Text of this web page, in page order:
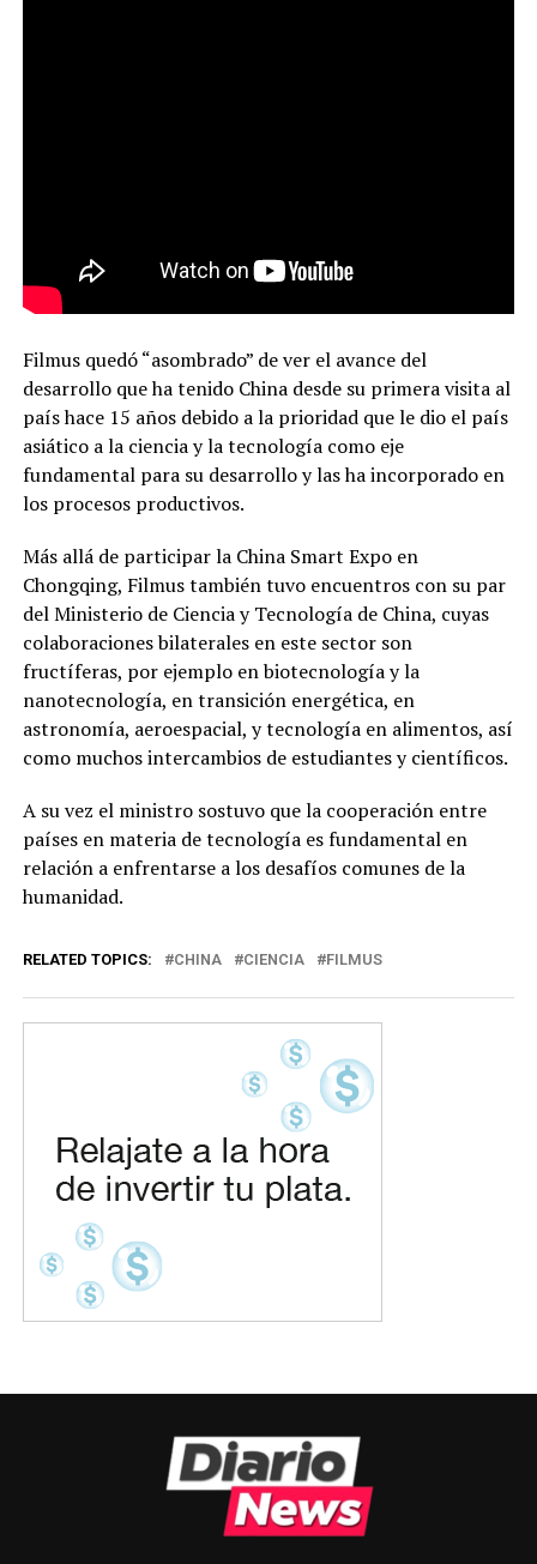
Filmus quedó “asombrado” de ver el avance del
desarrollo que ha tenido China desde su primera visita al
país hace 15 años debido a la prioridad que le dio el país
asiático a la ciencia y la tecnología como eje
fundamental para su desarrollo y las ha incorporado en
los procesos productivos.
Más allá de participar la China Smart Expo en
Chongqing, Filmus también tuvo encuentros con su par
del Ministerio de Ciencia y Tecnología de China, cuyas
colaboraciones bilaterales en este sector son
fructíferas, por ejemplo en biotecnología y la
nanotecnología, en transición energética, en
astronomía, aeroespacial, y tecnología en alimentos, así
como muchos intercambios de estudiantes y científicos.
A su vez el ministro sostuvo que la cooperación entre
países en materia de tecnología es fundamental en
relación a enfrentarse a los desafíos comunes de la
humanidad.
RELATED TOPICS: CHINA CIENCIA FILMUS